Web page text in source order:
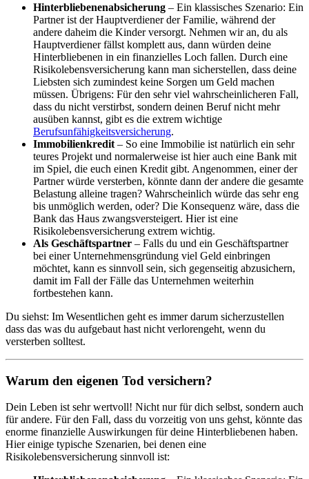
Hinterbliebenenabsicherung – Ein klassisches Szenario: Ein
Partner ist der Hauptverdiener der Familie, während der
andere daheim die Kinder versorgt. Nehmen wir an, du als
Hauptverdiener fällst komplett aus, dann würden deine
Hinterbliebenen in ein finanzielles Loch fallen. Durch eine
Risikolebensversicherung kann man sicherstellen, dass deine
Liebsten sich zumindest keine Sorgen um Geld machen
müssen. Übrigens: Für den sehr viel wahrscheinlicheren Fall,
dass du nicht verstirbst, sondern deinen Beruf nicht mehr
ausüben kannst, gibt es die extrem wichtige
Berufsunfähigkeitsversicherung.
Immobilienkredit – So eine Immobilie ist natürlich ein sehr
teures Projekt und normalerweise ist hier auch eine Bank mit
im Spiel, die euch einen Kredit gibt. Angenommen, einer der
Partner würde versterben, könnte dann der andere die gesamte
Belastung alleine tragen? Wahrscheinlich würde das sehr eng
bis unmöglich werden, oder? Die Konsequenz wäre, dass die
Bank das Haus zwangsversteigert. Hier ist eine
Risikolebensversicherung extrem wichtig.
Als Geschäftspartner – Falls du und ein Geschäftspartner
bei einer Unternehmensgründung viel Geld einbringen
möchtet, kann es sinnvoll sein, sich gegenseitig abzusichern,
damit im Fall der Fälle das Unternehmen weiterhin
fortbestehen kann.
Du siehst: Im Wesentlichen geht es immer darum sicherzustellen
dass das was du aufgebaut hast nicht verlorengeht, wenn du
versterben solltest.
Warum den eigenen Tod versichern?
Dein Leben ist sehr wertvoll! Nicht nur für dich selbst, sondern auch
für andere. Für den Fall, dass du vorzeitig von uns gehst, könnte das
enorme finanzielle Auswirkungen für deine Hinterbliebenen haben.
Hier einige typische Szenarien, bei denen eine
Risikolebensversicherung sinnvoll ist: